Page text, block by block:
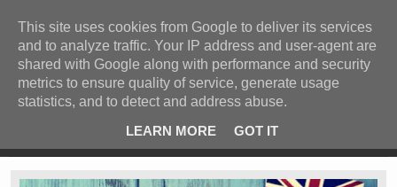
Ιερόσυλοι έκλεψαν τάματα από Ιερό Ναό στις Σέρρες
ΚΕΝΤΡΙΚΗ ΑΝΑ ΚΑΤΗΓΟΡΙΑ
ΕΙΔΗΣΕΙΣ ΑΝΑ ΠΕΡΙΟΧΗ
ΠΡΟΣΦΑΤΑ ΝΕΑ
Ν. ΣΕΡΡΩΝ Η ΓΗ ΜΑΣ
This site uses cookies from Google to deliver its services
and to analyze traffic. Your IP address and user-agent are
shared with Google along with performance and security
metrics to ensure quality of service, generate usage
statistics, and to detect and address abuse.
LEARN MORE
GOT IT